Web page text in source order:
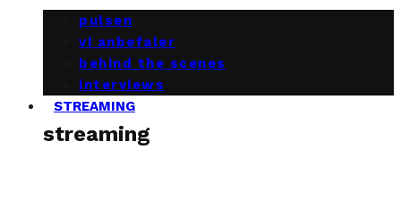
pulsen
vi anbefaler
behind the scenes
interviews
STREAMING
streaming